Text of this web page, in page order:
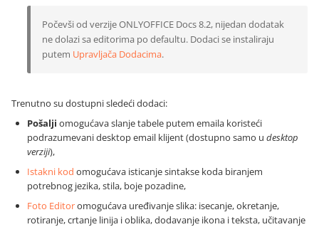
Počevši od verzije ONLYOFFICE Docs 8.2, nijedan dodatak
ne dolazi sa editorima po defaultu. Dodaci se instaliraju
putem Upravljača Dodacima.
Trenutno su dostupni sledeći dodaci:
Pošalji omogućava slanje tabele putem emaila koristeći
podrazumevani desktop email klijent (dostupno samo u desktop
verziji),
Istakni kod omogućava isticanje sintakse koda biranjem
potrebnog jezika, stila, boje pozadine,
Foto Editoromogućava uređivanje slika: isecanje, okretanje,
rotiranje, crtanje linija i oblika, dodavanje ikona i teksta, učitavanje